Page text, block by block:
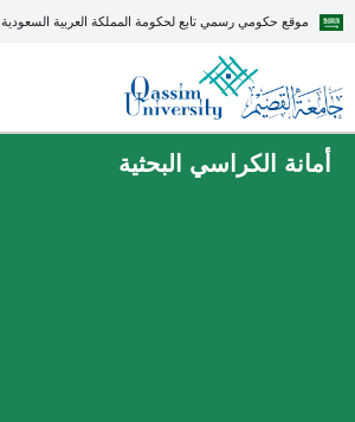
موقع حكومي رسمي تابع لحكومة المملكة العربية السعودية
أمانة الكراسي البحثية